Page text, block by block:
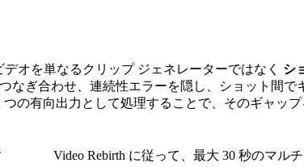
オを単なるクリップ ジェネレーターではなく シ
なぎ合わせ、連続性エラーを隠し、ショット間
の有向出力として処理することで、そのギャッ
Video Rebirth に従って、最大 30 秒のマル